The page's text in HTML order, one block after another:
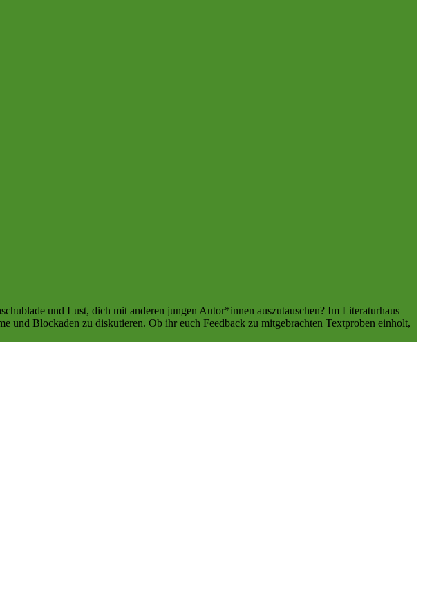
und Lust, dich mit anderen jungen Autor*innen auszutauschen? Im Literaturhaus
und Blockaden zu diskutieren. Ob ihr euch Feedback zu mitgebrachten Textproben einholt,